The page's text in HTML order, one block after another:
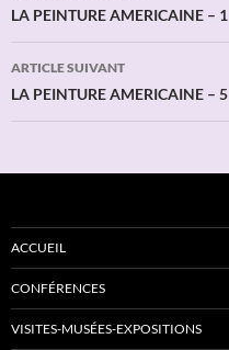
des
articles
LA PEINTURE AMERICAINE – 1
ARTICLE SUIVANT
LA PEINTURE AMERICAINE – 5
ACCUEIL
CONFÉRENCES
VISITES-MUSÉES-EXPOSITIONS